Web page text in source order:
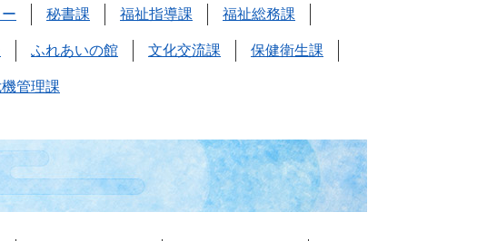
秘書課 福祉指導課 福祉総務課
ふれあいの館 文化交流課 保健衛生課
管理課